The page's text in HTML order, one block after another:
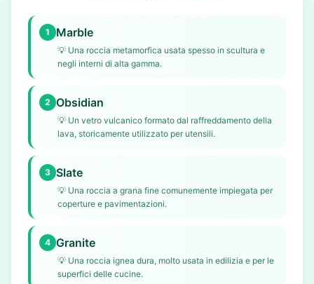
1 Marble
💡 Una roccia metamorfica usata spesso in scultura e
negli interni di alta gamma.
2 Obsidian
💡 Un vetro vulcanico formato dal raffreddamento della
lava, storicamente utilizzato per utensili.
3 Slate
💡 Una roccia a grana fine comunemente impiegata per
coperture e pavimentazioni.
4 Granite
💡 Una roccia ignea dura, molto usata in edilizia e per le
superfici delle cucine.